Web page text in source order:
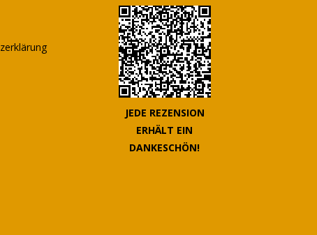
JEDE REZENSION
ERHÄLT EIN
DANKESCHÖN!